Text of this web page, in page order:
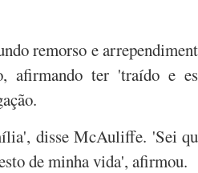
remorso e
afirmando ter 'traído e
disse McAuliffe. 'Sei
de minha vida', afirmou.